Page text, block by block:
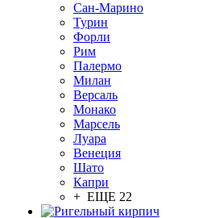
Сан-Марино
Турин
Форли
Рим
Палермо
Милан
Версаль
Монако
Марсель
Луара
Венеция
Шато
Капри
+ ЕЩЕ 22